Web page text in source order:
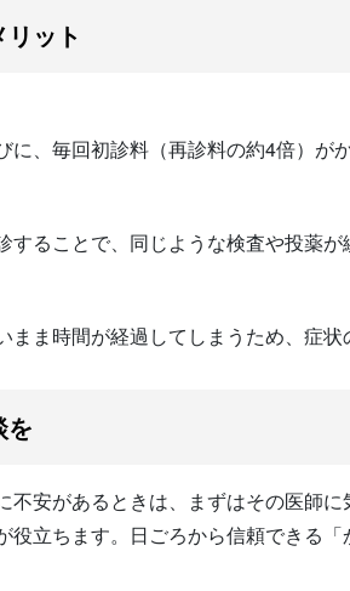
ット
に、毎回初診料（再診料の約4倍）が
することで、同じような検査や投薬
まま時間が経過してしまうため、症
を
不安があるときは、まずはその医師
役立ちます。日ごろから信頼できる